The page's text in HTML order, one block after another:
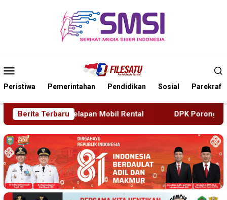
Mobile
Peristiwa Pemerintahan Pendidikan Sosial Parekraf
Berita TerbaruDPK Porong Didampingi DPD Sidoarjo Datangi